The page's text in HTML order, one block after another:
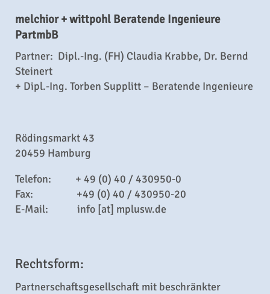
melchior + wittpohl Beratende Ingenieure
PartmbB
Partner: Dipl.-Ing. (FH) Claudia Krabbe, Dr. Bernd
Steinert
+ Dipl.-Ing. Torben Supplitt – Beratende Ingenieure
Rödingsmarkt 43
20459 Hamburg
Telefon: + 49 (0) 40 / 430950-0
Fax: +49 (0) 40 / 430950-20
E-Mail: info [at] mplusw.de
Rechtsform:
Partnerschaftsgesellschaft mit beschränkter